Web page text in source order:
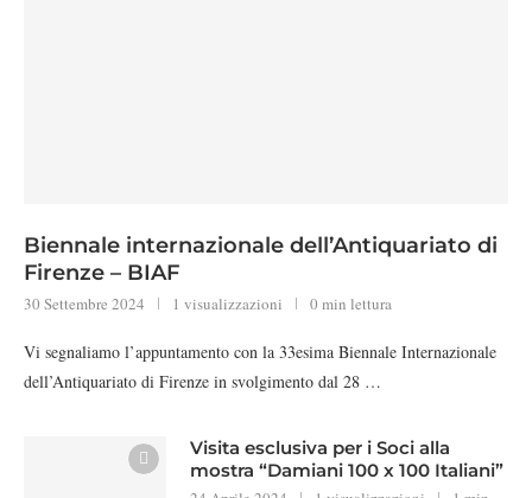
Biennale internazionale dell’Antiquariato di
Firenze – BIAF
30 Settembre 2024 1 visualizzazioni 0 min lettura
Vi segnaliamo l’appuntamento con la 33esima Biennale Internazionale
dell’Antiquariato di Firenze in svolgimento dal 28 …
Visita esclusiva per i Soci alla
mostra “Damiani 100 x 100 Italiani”